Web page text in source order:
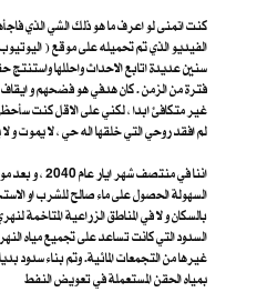
كنت اتمنى لو اعرف ما هو ذلك الشي الذي
الفيديو الذي تم تحميله على موقع (
سنين عديدة اتابع الاحداث واحللها
فترة من الزمن . كان هدفي هو فضحهم و
غير متكافئ ابدا ، لكني على الاقل كنت
لم افقد روحي التي خلقها اله حي ، لا يموت و
اننا في منتصف
السهولة الحصول على ماء صالح للشرب او
بالسكان و لا في المناطق الزراعية المتاخمة
السدود التي كانت تساعد على تجميع مياه
غيرها من التجمعات المائية. وتم بناء سدود
بمياه الحقن المستعملة في تعويض النفط